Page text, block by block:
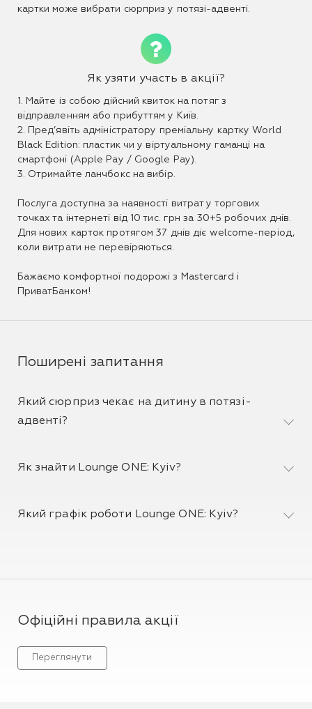
картки може вибрати сюрприз у потязі-адвенті.
Як узяти участь в акції?
1. Майте із собою дійсний квиток на потяг з
відправленням або прибуттям у Київ.
2. Пред’явіть адміністратору преміальну картку World
Black Edition: пластик чи у віртуальному гаманці на
смартфоні (Apple Pay / Google Pay).
3. Отримайте ланчбокс на вибір.
Послуга доступна за наявності витрат у торгових
точках та інтернеті від 10 тис. грн за 30+5 робочих днів.
Для нових карток протягом 37 днів діє welcome-період,
коли витрати не перевіряються.
Бажаємо комфортної подорожі з Mastercard і
ПриватБанком!
Поширені запитання
Який сюрприз чекає на дитину в потязі-
адвенті?
Як знайти Lounge ONE: Kyiv?
Який графік роботи Lounge ONE: Kyiv?
Офіційні правила акції
Переглянути